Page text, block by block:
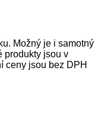
Možný je i samotný
produkty jsou v
ceny jsou bez DPH